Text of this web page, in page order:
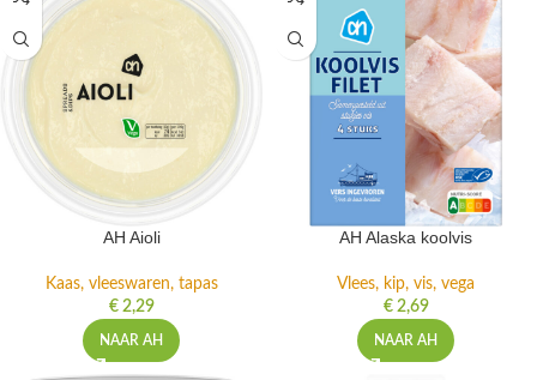
AH Aioli
Kaas, vleeswaren, tapas
€2,29
NAAR AH
AH Alaska koolvis
Vlees, kip, vis, vega
€2,69
NAAR AH